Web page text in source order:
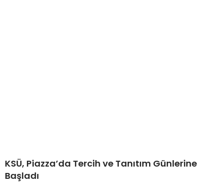
KSÜ, Piazza’da Tercih ve Tanıtım Günlerine
Başladı